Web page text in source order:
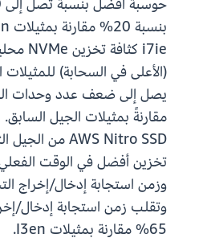
(الأعلى في السحابة)
يصل إلى ضعف عدد وحدات
مقارنةً بمثيلات الجيل
وتقلب زمن استجابة إدخال/
65% مقارنة بمثيلات I3en.